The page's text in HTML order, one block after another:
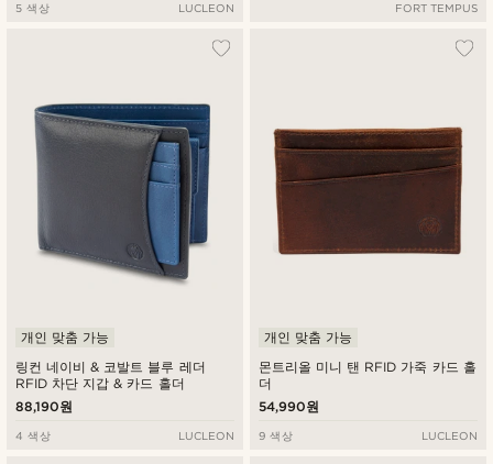
5 색상 LUCLEON FORT TEMPUS
링컨 네이비 & 코발트 블루 레더
RFID 차단 지갑 & 카드 홀더
개인 맞춤 가능
88,190원
4 색상 LUCLEON
몬트리올 미니 탠 RFID 가죽 카드 홀
더
개인 맞춤 가능
54,990원
9 색상 LUCLEON